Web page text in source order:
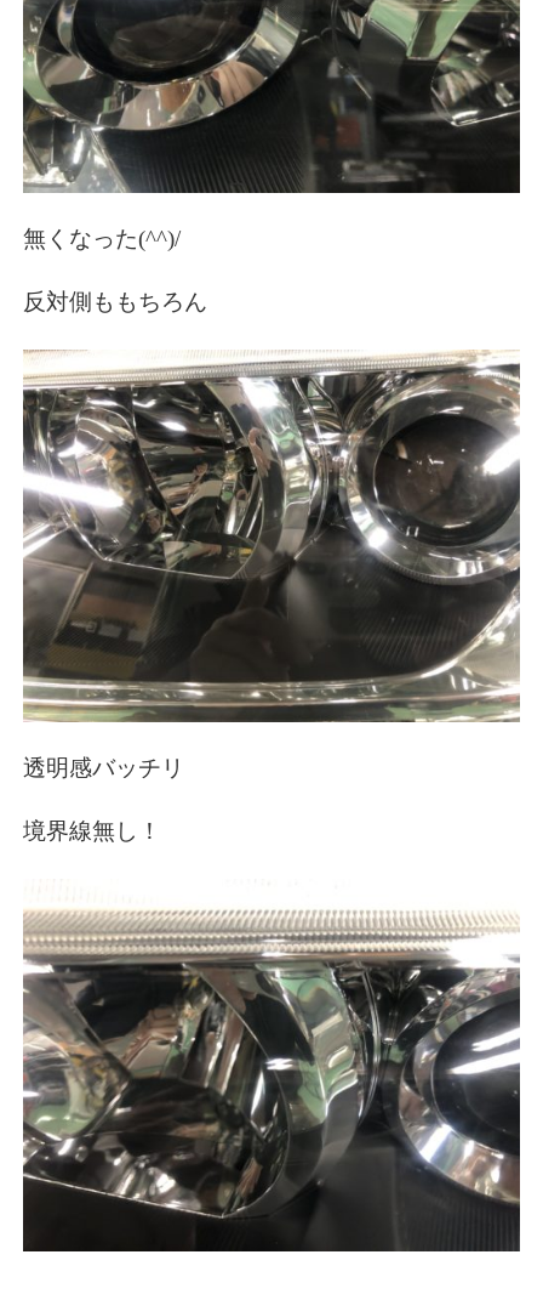
無くなった(^^)/
反対側ももちろん
透明感バッチリ
境界線無し！